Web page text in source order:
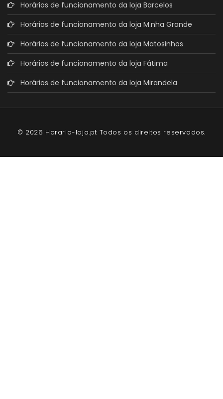
Horários de funcionamento da loja Barcelos
Horários de funcionamento da loja M.nha Grande
Horários de funcionamento da loja Matosinhos
Horários de funcionamento da loja Fátima
Horários de funcionamento da loja Mirandela
© 2026 Horario-loja.pt Todos os direitos reservados.